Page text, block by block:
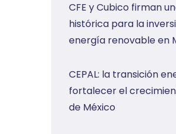
CFE y Cubico firman
histórica para la
energía renovable en
CEPAL: la transición
fortalecer el
de México